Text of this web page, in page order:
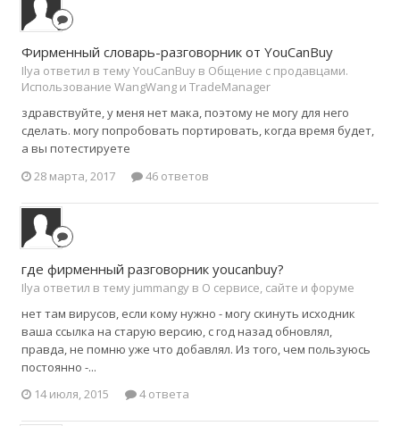
Фирменный словарь-разговорник от YouCanBuy
Ilya ответил в тему YouCanBuy в Общение с продавцами.
Использование WangWang и TradeManager
здравствуйте, у меня нет мака, поэтому не могу для него
сделать. могу попробовать портировать, когда время будет,
а вы потестируете
28 марта, 2017
46 ответов
где фирменный разговорник youcanbuy?
Ilya ответил в тему jummangy в О сервисе, сайте и форуме
нет там вирусов, если кому нужно - могу скинуть исходник
ваша ссылка на старую версию, с год назад обновлял,
правда, не помню уже что добавлял. Из того, чем пользуюсь
постоянно -...
14 июля, 2015
4 ответа